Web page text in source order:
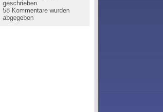
geschrieben
58Kommentare wurden
abgegeben